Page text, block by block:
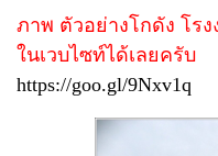
ภาพ ตัวอย่างโกดัง โร
ในเวบไซท์ได้เลยครับ
https://goo.gl/9Nxv1q